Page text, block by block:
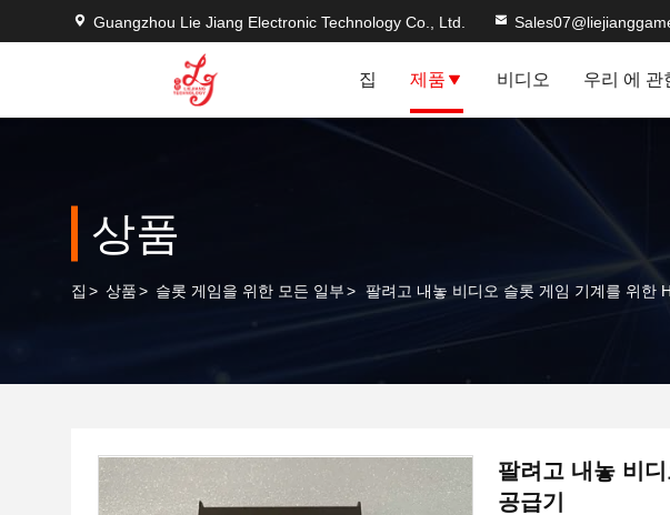
Guangzhou Lie Jiang Electronic Technology Co., Ltd.
집 제품 비디오 우리 에 관
상품
집 > 상품> 슬롯 게임을 위한 모든 일부> 팔려고 내놓 비디오 슬롯 게임 기계를 위한
팔려고 내놓 비
공급기